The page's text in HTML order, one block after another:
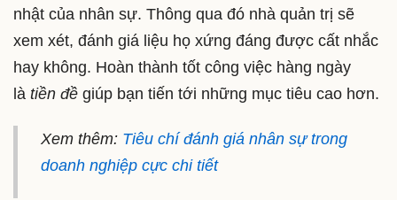
nhật của nhân sự. Thông qua đó nhà quản trị sẽ
xem xét, đánh giá liệu họ xứng đáng được cất nhắc
hay không. Hoàn thành tốt công việc hàng ngày
là tiền đề giúp bạn tiến tới những mục tiêu cao hơn.
Xem thêm: Tiêu chí đánh giá nhân sự trong
doanh nghiệp cực chi tiết